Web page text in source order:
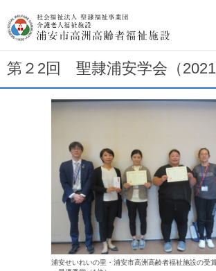
第２2回 聖隷浦安学会（
浦安せいれいの里・浦安市高洲高齢者福祉施設の受